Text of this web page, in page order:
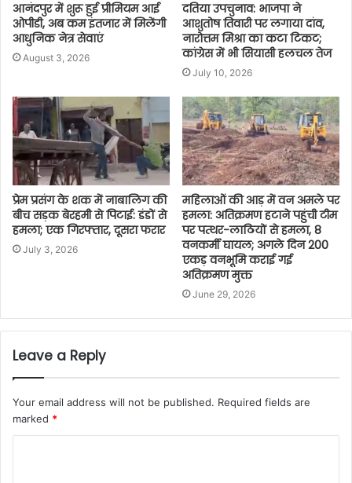
आनंदपुर में शुरू हुई प्रीमियम आई
ओपीडी, अब कम इंतजार में मिलेंगी
आधुनिक नेत्र सेवाएं
August 3, 2026
दतिया उपचुनाव: भाजपा ने
आशुतोष तिवारी पर लगाया दांव,
नारोत्तम मिश्रा का कटा टिकट;
कांग्रेस में भी सियासी हलचल तेज
July 10, 2026
प्रेम प्रसंग के शक में नाबालिग की
बीच सड़क बेरहमी से पिटाई: डंडों से
हमला; एक गिरफ्तार, दूसरा फरार
July 3, 2026
महिलाओं की आड़ में वन अमले पर
हमला: अतिक्रमण हटाने पहुंची टीम
पर पत्थर-लाठियों से हमला, 8
वनकर्मी घायल; अगले दिन 200
एकड़ वनभूमि कराई गई
अतिक्रमण मुक्त
June 29, 2026
Leave a Reply
Your email address will not be published. Required fields are
marked *